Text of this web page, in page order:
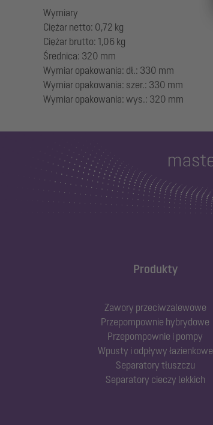
Wymiary
Ciężar netto: 0,72 kg
Ciężar brutto: 1,06 kg
Średnica: 320 mm
Wymiar opakowania: dł.: 330 mm
Wymiar opakowania: szer.: 330 mm
Produkty
Zawory przeciwzalewowe
Przepompownie hybrydowe
Przepompownie i pompy
Wpusty i odpływy łazienkowe
Separatory tłuszczu
Separatory cieczy lekkich